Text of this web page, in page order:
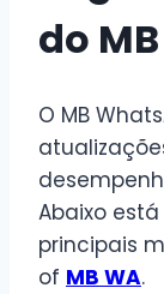
do
O MB
Abaixo
principais
of MB WA.